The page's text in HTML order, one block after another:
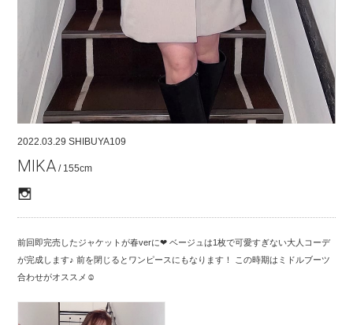
2022.03.29 SHIBUYA109
MIKA / 155cm
前回即完売したジャケットが春verに❤︎ ベージュは1枚で可愛すぎない大人コーデ
が完成します♪ 前を閉じるとワンピースにもなります！ この時期はミドルブーツ
合わせがオススメ‪‪☺︎‬
COMPANY
CONTACT
RECRUIT
FOR BUSINESS PARTNER